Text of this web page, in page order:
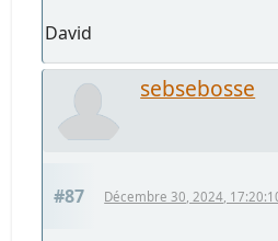
David
sebsebosse
#87 Décembre 30, 2024,